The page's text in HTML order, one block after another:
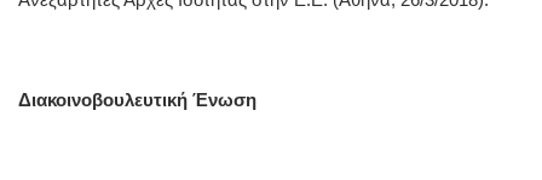
Διακοινοβουλευτική Ένωση